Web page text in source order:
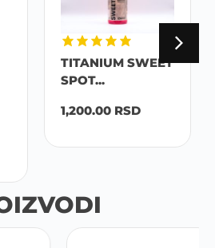
TITANIUM SWEET
SPOT...
1,200.00 RSD